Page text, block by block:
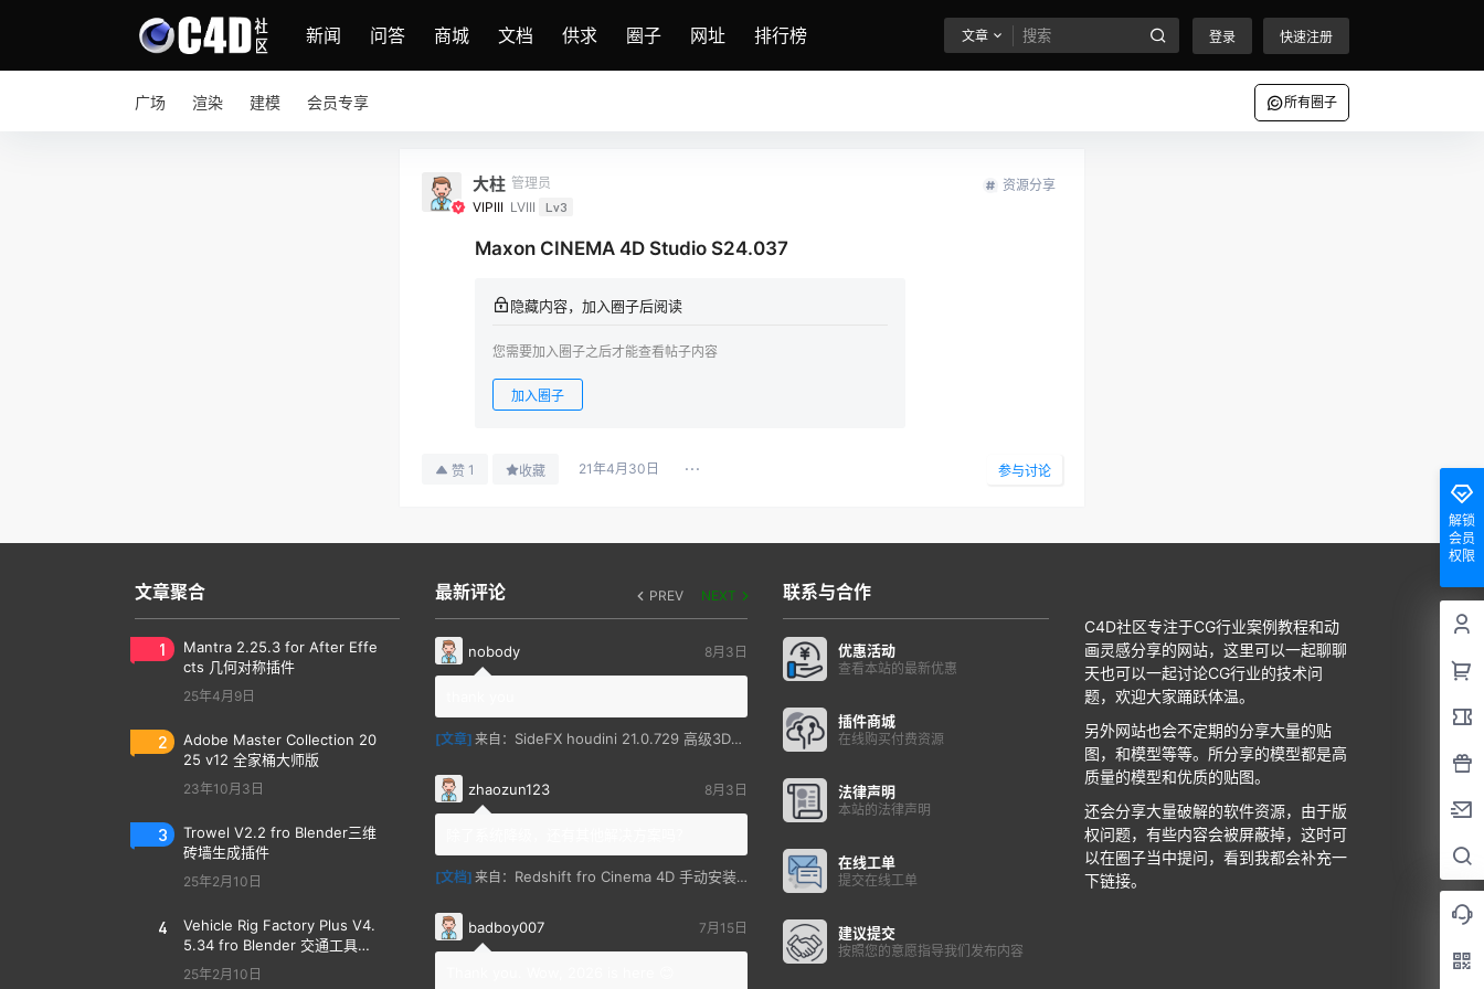
新闻 问答 商城 文档 供求 圈子 网址 排行榜 文章 登录 快速注册
广场 渲染 建模 会员专享 所有圈子
大柱 管理员
VIPIII LVIII Lv3
资源分享
Maxon CINEMA 4D Studio S24.037
隐藏内容，加入圈子后阅读
您需要加入圈子之后才能查看帖子内容
加入圈子
赞 1 收藏 21年4月30日 参与讨论
解锁
会员
权限
文章聚合
1
Mantra 2.25.3 for After Effe
cts 几何对称插件
25年4月9日
2
Adobe Master Collection 20
25 v12 全家桶大师版
23年10月3日
3
Trowel V2.2 fro Blender三维
砖墙生成插件
25年2月10日
4
Vehicle Rig Factory Plus V4.
5.34 fro Blender 交通工具汽
车绑定插件
25年2月10日
最新评论 PREV NEXT
nobody 8月3日
[文章] 来自： SideFX houdini 21.0.729 高级3D特效软件
zhaozun123 8月3日
[文档] 来自： Redshift fro Cinema 4D 手动安装教程
badboy007 7月15日
联系与合作
优惠活动
查看本站的最新优惠
插件商城
在线购买付费资源
法律声明
本站的法律声明
在线工单
提交在线工单
建议提交
按照您的意愿指导我们发布内容
C4D社区专注于CG行业案例教程和动
画灵感分享的网站，这里可以一起聊聊
天也可以一起讨论CG行业的技术问
题，欢迎大家踊跃体温。
另外网站也会不定期的分享大量的贴
图，和模型等等。所分享的模型都是高
质量的模型和优质的贴图。
还会分享大量破解的软件资源，由于版
权问题，有些内容会被屏蔽掉，这时可
以在圈子当中提问，看到我都会补充一
下链接。